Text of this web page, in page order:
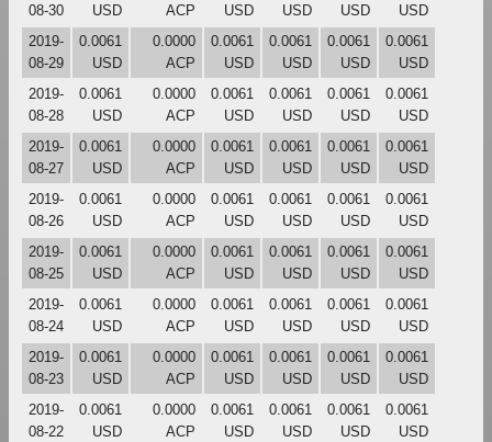
08-30
USD
ACP
USD
USD
USD
USD
2019-
08-29
0.0061
USD
0.0000
ACP
0.0061
USD
0.0061
USD
0.0061
USD
0.0061
USD
2019-
08-28
0.0061
USD
0.0000
ACP
0.0061
USD
0.0061
USD
0.0061
USD
0.0061
USD
2019-
08-27
0.0061
USD
0.0000
ACP
0.0061
USD
0.0061
USD
0.0061
USD
0.0061
USD
2019-
08-26
0.0061
USD
0.0000
ACP
0.0061
USD
0.0061
USD
0.0061
USD
0.0061
USD
2019-
08-25
0.0061
USD
0.0000
ACP
0.0061
USD
0.0061
USD
0.0061
USD
0.0061
USD
2019-
08-24
0.0061
USD
0.0000
ACP
0.0061
USD
0.0061
USD
0.0061
USD
0.0061
USD
2019-
08-23
0.0061
USD
0.0000
ACP
0.0061
USD
0.0061
USD
0.0061
USD
0.0061
USD
2019-
08-22
0.0061
USD
0.0000
ACP
0.0061
USD
0.0061
USD
0.0061
USD
0.0061
USD